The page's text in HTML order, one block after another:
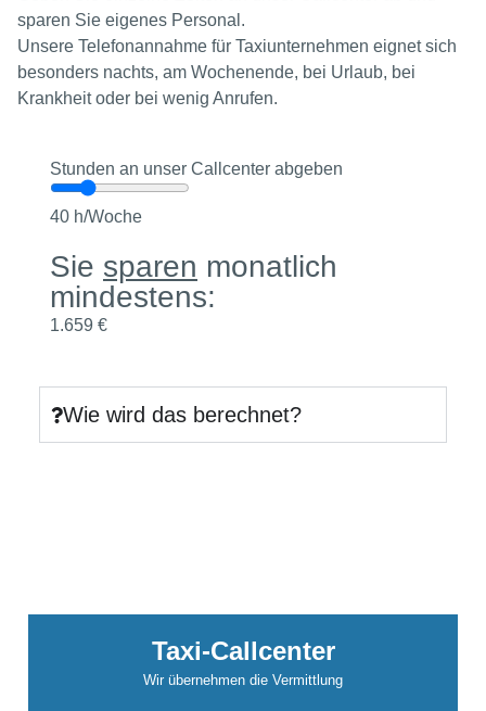
sparen Sie eigenes Personal.
Unsere Telefonannahme für Taxiunternehmen eignet sich
besonders nachts, am Wochenende, bei Urlaub, bei
Krankheit oder bei wenig Anrufen.
Stunden an unser Callcenter abgeben
40 h/Woche
Sie sparen monatlich
mindestens:
1.659 €
Wie wird das berechnet?
Taxi-Callcenter
Wir übernehmen die Vermittlung